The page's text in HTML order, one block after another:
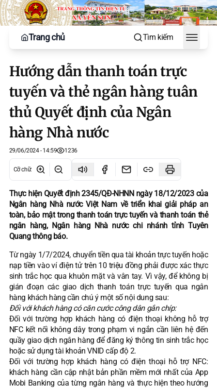
Trang chủ Tìm kiếm
Toggle
Hướng dẫn thanh toán trực
tuyến và thẻ ngân hàng tuân
thủ Quyết định của Ngân
hàng Nhà nước
29/06/2024 - 14:59 1236
Cỡ chữ:
Thực hiện Quyết định 2345/QĐ-NHNN ngày 18/12/2023 của
Ngân hàng Nhà nước Việt Nam về triển khai giải pháp an
toàn, bảo mật trong thanh toán trực tuyến và thanh toán thẻ
ngân hàng, Ngân hàng Nhà nước chi nhánh tỉnh Tuyên
Quang thông báo.
Từ ngày 1/7/2024, chuyển tiền qua tài khoản trực tuyến hoặc
nạp tiền vào ví điện tử trên 10 triệu đồng phải được xác thực
sinh trắc học qua khuôn mặt và vân tay. Vì vậy, để không bị
gián đoạn các giao dịch thanh toán trực tuyến qua ngân
hàng khách hàng cần chú ý một số nội dung sau:
Đối với khách hàng có căn cước công dân gắn chíp:
Đối với trường hợp khách hàng có điện thoại không hỗ trợ
NFC kết nối không dây trong phạm vi ngắn cần liên hệ đến
quầy giao dịch ngân hàng để đăng ký thông tin sinh trắc học
hoặc sử dụng tài khoản VNID cấp độ 2.
Đối với trường hợp khách hàng có điện thoại hỗ trợ NFC:
khách hàng cần cập nhật bản phần mềm mới nhất của App
Mobi Banking của từng ngân hàng và thực hiện theo hướng